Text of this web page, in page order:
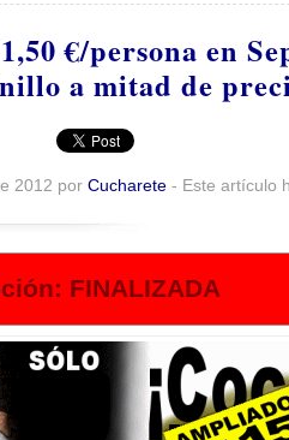
€/persona en
a mitad de
2012 por Cucharete - Este artículo
FINALIZADA